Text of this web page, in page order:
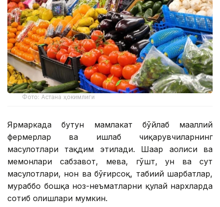
Фото: Астана ҳокимлиги
Ярмаркада бутун мамлакат бўйлаб маҳаллий
фермерлар ва ишлаб чиқарувчиларнинг
маҳсулотлари тақдим этилади. Шаҳар аҳолиси ва
меҳмонлари сабзавот, мева, гўшт, ун ва сут
маҳсулотлари, нон ва бўғирсоқ, табиий шарбатлар,
мураббо бошқа ноз-неъматларни қулай нархларда
сотиб олишлари мумкин.